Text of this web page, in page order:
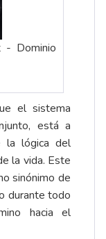
- Dominio
el sistema
está a
la lógica del
la vida. Este
sinónimo de
durante todo
hacia el